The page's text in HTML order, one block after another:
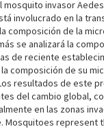
invasor
involucrado en la
composición de la
se analizará la
de reciente
composición de su
resultados de este
del cambio global,
en las zonas